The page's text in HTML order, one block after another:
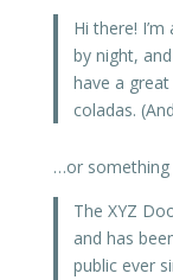
Hi there!
by night,
have a
coladas.
…or something
The XYZ
and has
public ever